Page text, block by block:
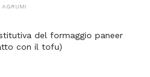
AGRUMI
del formaggio paneer
con il tofu)